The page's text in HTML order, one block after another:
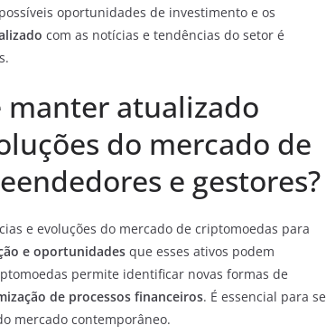
oportunidades de investimento e os
com as notícias e tendências do setor é
manter atualizado
do mercado de
e gestores?
e evoluções do mercado de criptomoedas para
e oportunidades que esses ativos podem
permite identificar novas formas de
de processos financeiros. É essencial para se
mercado contemporâneo.